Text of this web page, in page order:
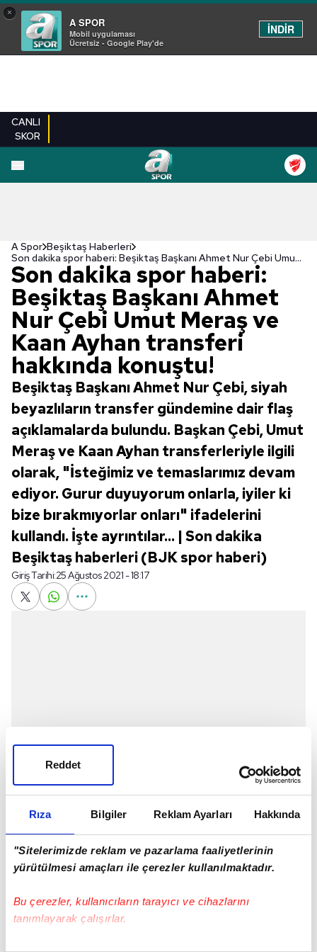
Rıza Bilgiler Reklam Ayarları Hakkında
"Sitelerimizde reklam ve pazarlama faaliyetlerinin
yürütülmesi amaçları ile çerezler kullanılmaktadır.
Bu çerezler, kullanıcıların tarayıcı ve cihazlarını
tanımlayarak çalışırlar.
Reddet
×
A SPOR
Mobil uygulaması
Ücretsiz - Google Play'de
İNDİR
CANLI
SKOR
A Spor Beşiktaş Haberleri
Son dakika spor haberi: Beşiktaş Başkanı Ahmet Nur Çebi Umut Meraş ve Kaan Ayhan transferi hakkında konuştu!
Son dakika spor haberi:
Beşiktaş Başkanı Ahmet
Nur Çebi Umut Meraş ve
Kaan Ayhan transferi
hakkında konuştu!
Beşiktaş Başkanı Ahmet Nur Çebi, siyah
beyazlıların transfer gündemine dair flaş
açıklamalarda bulundu. Başkan Çebi, Umut
Meraş ve Kaan Ayhan transferleriyle ilgili
olarak, "İsteğimiz ve temaslarımız devam
ediyor. Gurur duyuyorum onlarla, iyiler ki
bize bırakmıyorlar onları" ifadelerini
kullandı. İşte ayrıntılar... | Son dakika
Beşiktaş haberleri (BJK spor haberi)
Giriş Tarihi:25 Ağustos 2021 - 18:17
BeşiktaşBaşkanı Ahmet Nur Çebi, transfer
gündemine dair flaş açıklamalarda bulundu. Çebi,
siyah beyazlıların ilgilendiği iki isim Umut Meraş ve
Kaan Ayhan ile ilgili olarak; "Umut Meraş ve Kaan